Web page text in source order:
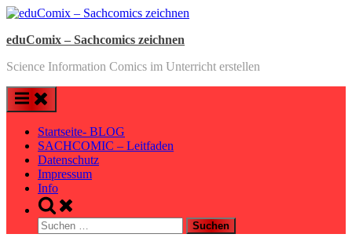
Skip
content
eduComix – Sachcomics zeichnen
Science Information Comics im Unterricht erstellen
Startseite- BLOG
SACHCOMIC – Leitfaden
Datenschutz
Impressum
Info
Toggle
search
form
Suchen
nach: